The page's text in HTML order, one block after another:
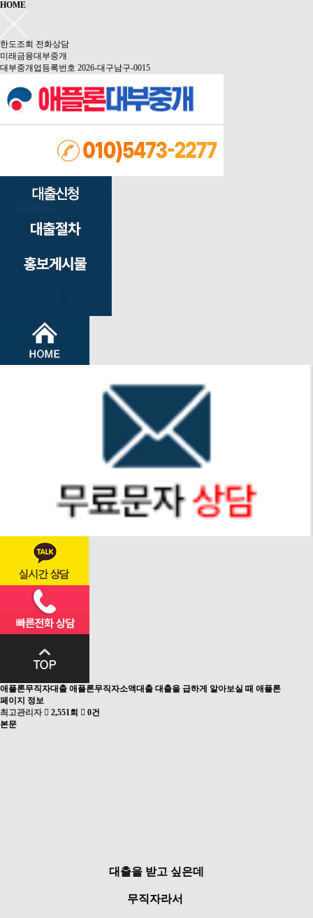
HOME
한도조회 전화상담
미래금융대부중개
대부중개업등록번호 2026-대구남구-0015
애플론무직자대출 애플론무직자소액대출 대출을 급하게 알아보실 때 애플론
페이지 정보
최고관리자
2,551회
0건
본문
대출을 받고 싶은데
무직자라서